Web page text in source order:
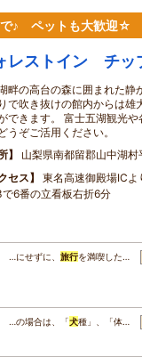
で♪ ペットも大歓迎☆
レストイン チッ
畔の高台の森に囲まれた静
で吹き抜けの館内からは雄
できます。 富士五湖観光
うぞご活用ください。
山梨県南都留郡山中湖
セス
東名高速御殿場IC
で6番の立看板右折6分
…にせずに、 旅行を満喫した…
…の場合は、「犬種」、「体…